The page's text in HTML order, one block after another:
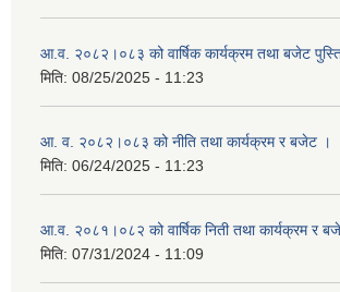
आ.व. २०८२।०८३ को वार्षिक कार्यक्रम तथा बजेट
मिति: 08/25/2025 - 11:23
आ. व. २०८२।०८३ को नीति तथा कार्यक्रम र बजेट ।
मिति: 06/24/2025 - 11:23
आ.व. २०८१।०८२ को वार्षिक निती तथा कार्यक्रम र
मिति: 07/31/2024 - 11:09